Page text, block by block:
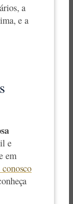
a
e a
e
em
conosco